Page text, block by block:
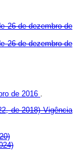
26 de dezembro de
26 de dezembro de
de 2016 .
de 2018)Vigência